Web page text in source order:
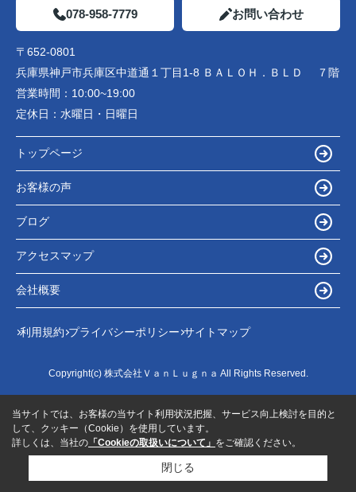
078-958-7779 お問い合わせ
〒652-0801
兵庫県神戸市兵庫区中道通１丁目1-8 ＢＡＬＯＨ．ＢＬＤ ７階
営業時間： 10:00~19:00
定休日： 水曜日・日曜日
トップページ
お客様の声
ブログ
アクセスマップ
会社概要
利用規約 プライバシーポリシー サイトマップ
Copyright(c) 株式会社ＶａｎＬｕｇｎａ All Rights Reserved.
当サイトでは、お客様の当サイト利用状況把握、サービス向上検討を目的と
して、クッキー（Cookie）を使用しています。
詳しくは、当社の 「Cookieの取扱いについて」 をご確認ください。
閉じる